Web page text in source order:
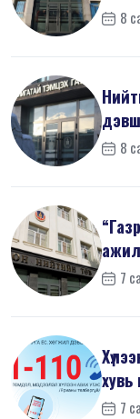
8
8
ажиллагаа,
7
7